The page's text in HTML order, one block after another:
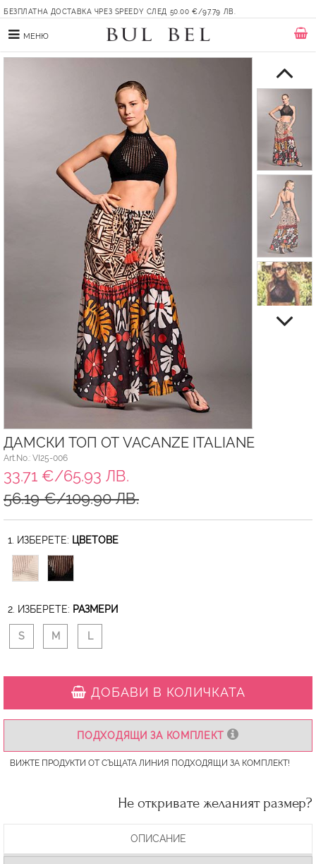
БЕЗПЛАТНА ДОСТАВКА ЧРЕЗ SPEEDY СЛЕД 50.00 €/97.79 ЛВ.
МЕНЮ
ДАМСКИ ТОП ОТ VACANZE ITALIANE
Art.No.: VI25-006
33.71 €/65.93 ЛВ.
56.19 €/109.90 ЛВ.
1. ИЗБЕРЕТЕ: ЦВЕТОВЕ
2. ИЗБЕРЕТЕ: РАЗМЕРИ
S M L
ДОБАВИ В КОЛИЧКАТА
ПОДХОДЯЩИ ЗА КОМПЛЕКТ
ВИЖТЕ ПРОДУКТИ ОТ СЪЩАТА ЛИНИЯ ПОДХОДЯЩИ ЗА КОМПЛЕКТ!
Не откривате желаният размер?
ОПИСАНИЕ